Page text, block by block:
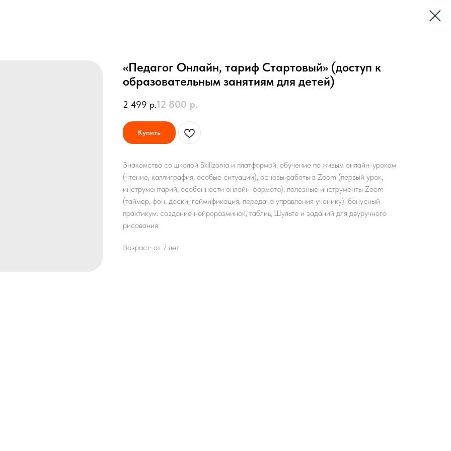
«Педагог Онлайн, тариф Стартовый» (доступ к
образовательным занятиям для детей)
2 499 р.12 800 р.
Купить
Знакомство со школой Skillzania и платформой, обучение по живым онлайн-урокам
(чтение, каллиграфия, особые ситуации), основы работы в Zoom (первый урок,
инструментарий, особенности онлайн-формата), полезные инструменты Zoom
(таймер, фон, доски, геймификация, передача управления ученику), бонусный
практикум: создание нейроразминок, таблиц Шульте и заданий для двуручного
рисования.
Возраст: от 7 лет